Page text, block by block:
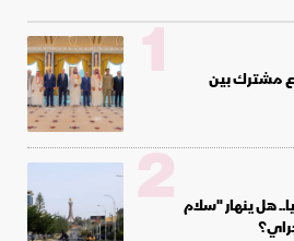
مشترك بين
1
هل ينهار "سلام 2